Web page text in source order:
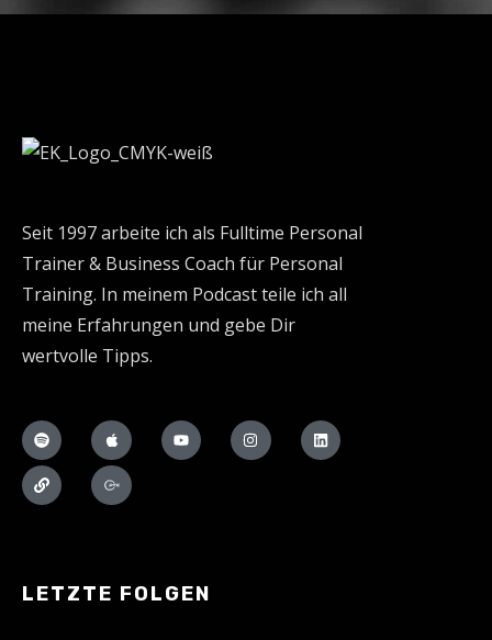
Seit 1997 arbeite ich als Fulltime Personal
Trainer & Business Coach für Personal
Training. In meinem Podcast teile ich all
meine Erfahrungen und gebe Dir
wertvolle Tipps.
LETZTE FOLGEN